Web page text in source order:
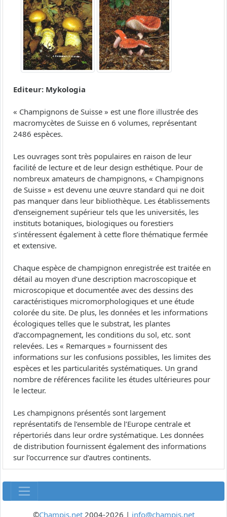
Editeur: Mykologia
« Champignons de Suisse » est une flore illustrée des
macromycètes de Suisse en 6 volumes, représentant
2486 espèces.
Les ouvrages sont très populaires en raison de leur
facilité de lecture et de leur design esthétique. Pour de
nombreux amateurs de champignons, « Champignons
de Suisse » est devenu une œuvre standard qui ne doit
pas manquer dans leur bibliothèque. Les établissements
d’enseignement supérieur tels que les universités, les
instituts botaniques, biologiques ou forestiers
s’intéressent également à cette flore thématique fermée
et extensive.
Chaque espèce de champignon enregistrée est traitée en
détail au moyen d’une description macroscopique et
microscopique et documentée avec des dessins des
caractéristiques micromorphologiques et une étude
colorée du site. De plus, les données et les informations
écologiques telles que le substrat, les plantes
d’accompagnement, les conditions du sol, etc. sont
relevées. Les « Remarques » fournissent des
informations sur les confusions possibles, les limites des
espèces et les particularités systématiques. Un grand
nombre de références facilite les études ultérieures pour
le lecteur.
Les champignons présentés sont largement
représentatifs de l’ensemble de l’Europe centrale et
répertoriés dans leur ordre systématique. Les données
de distribution fournissent également des informations
sur l’occurrence sur d’autres continents.
©Champis.net2004-2026 | info@champis.net